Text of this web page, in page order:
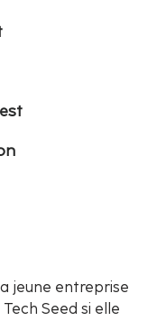
jeune entreprise
Seed si elle